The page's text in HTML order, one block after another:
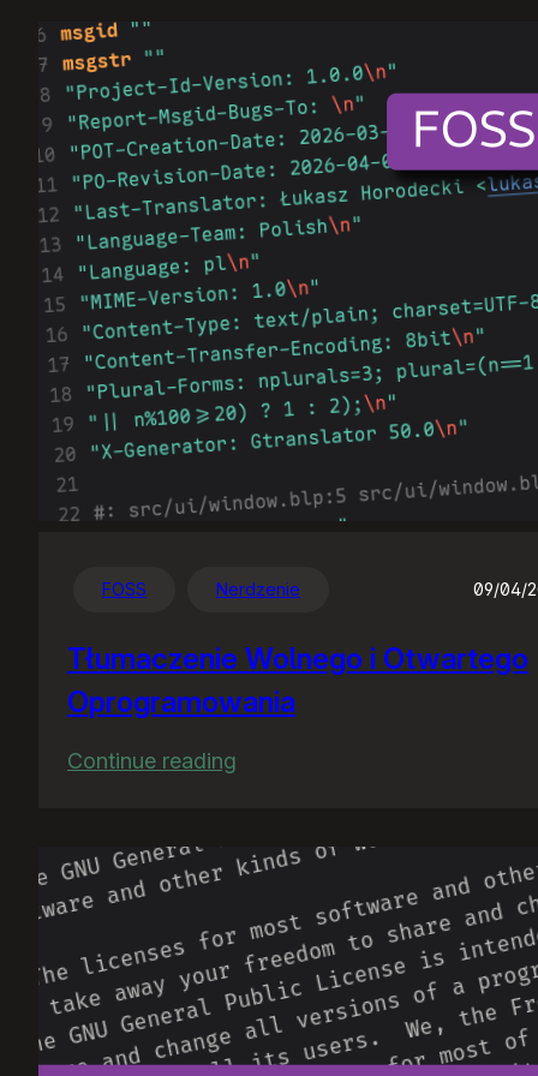
FOSS Nerdzenie 09/04/
Tłumaczenie Wolnego i Otwartego
Oprogramowania
Continue reading
i
Otwartego
Oprogramowania